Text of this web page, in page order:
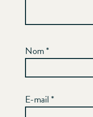
Nom*
E-mail*